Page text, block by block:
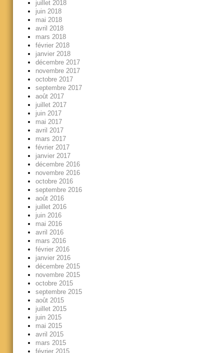
juillet 2018
juin 2018
mai 2018
avril 2018
mars 2018
février 2018
janvier 2018
décembre 2017
novembre 2017
octobre 2017
septembre 2017
août 2017
juillet 2017
juin 2017
mai 2017
avril 2017
mars 2017
février 2017
janvier 2017
décembre 2016
novembre 2016
octobre 2016
septembre 2016
août 2016
juillet 2016
juin 2016
mai 2016
avril 2016
mars 2016
février 2016
janvier 2016
décembre 2015
novembre 2015
octobre 2015
septembre 2015
août 2015
juillet 2015
juin 2015
mai 2015
avril 2015
mars 2015
février 2015